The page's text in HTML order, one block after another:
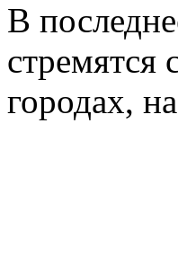
В
стремятся
городах,